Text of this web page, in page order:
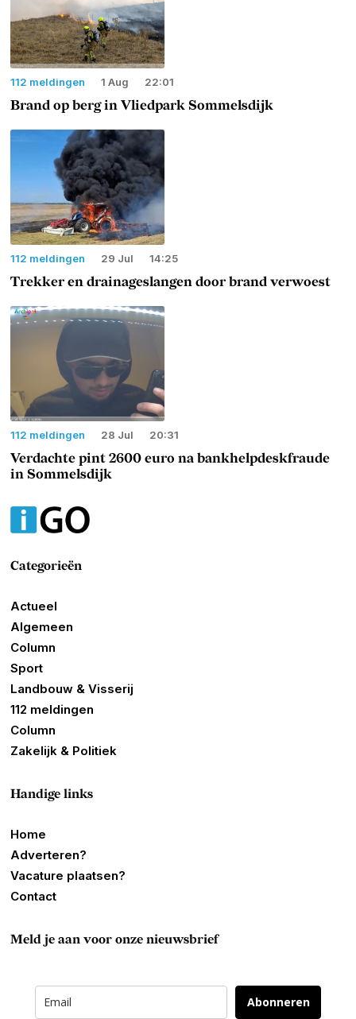
112 meldingen 1 Aug 22:01
Brand op berg in Vliedpark Sommelsdijk
112 meldingen 29 Jul 14:25
Trekker en drainageslangen door brand verwoest
112 meldingen 28 Jul 20:31
Verdachte pint 2600 euro na bankhelpdeskfraude
in Sommelsdijk
Categorieën
Actueel
Algemeen
Column
Sport
Landbouw & Visserij
112 meldingen
Column
Zakelijk & Politiek
Handige links
Home
Adverteren?
Vacature plaatsen?
Contact
Meld je aan voor onze nieuwsbrief
Abonneren